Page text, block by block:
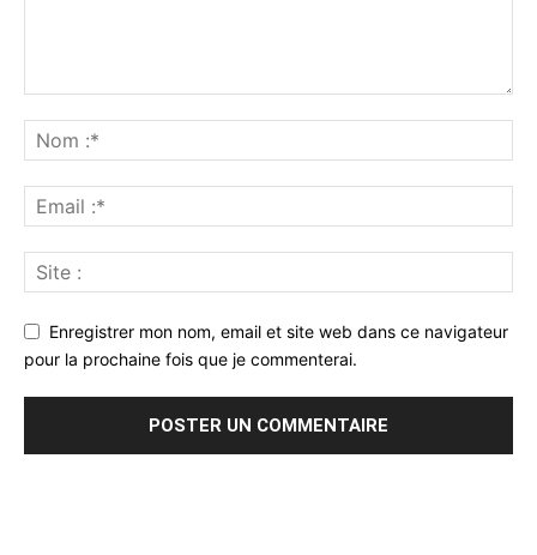
Enregistrer mon nom, email et site web dans ce navigateur
pour la prochaine fois que je commenterai.